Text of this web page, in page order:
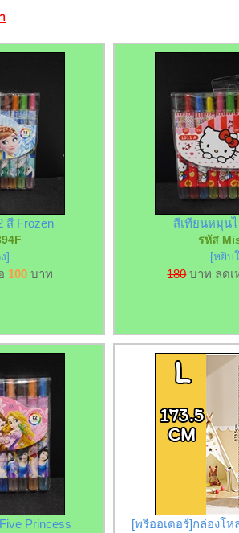
สี Frozen
]
100บาท
สีเทียนหมุน
รหัส
[หยิบ
180บาท ลดเ
Princess
[พรีออเดอร์]กล่องโ